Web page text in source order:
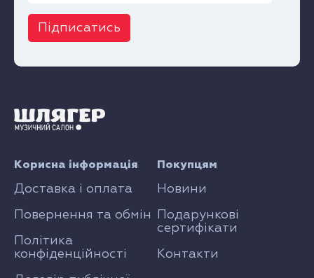
Підписатись
Покупцям
Новини
Подарункові
сертифікати
Контакти
Корисна інформація
Доставка і оплата
Повернення та обмін
Політика
конфіденційності